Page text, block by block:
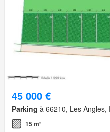
45 000 €
Parking à 66210, Les
15 m²